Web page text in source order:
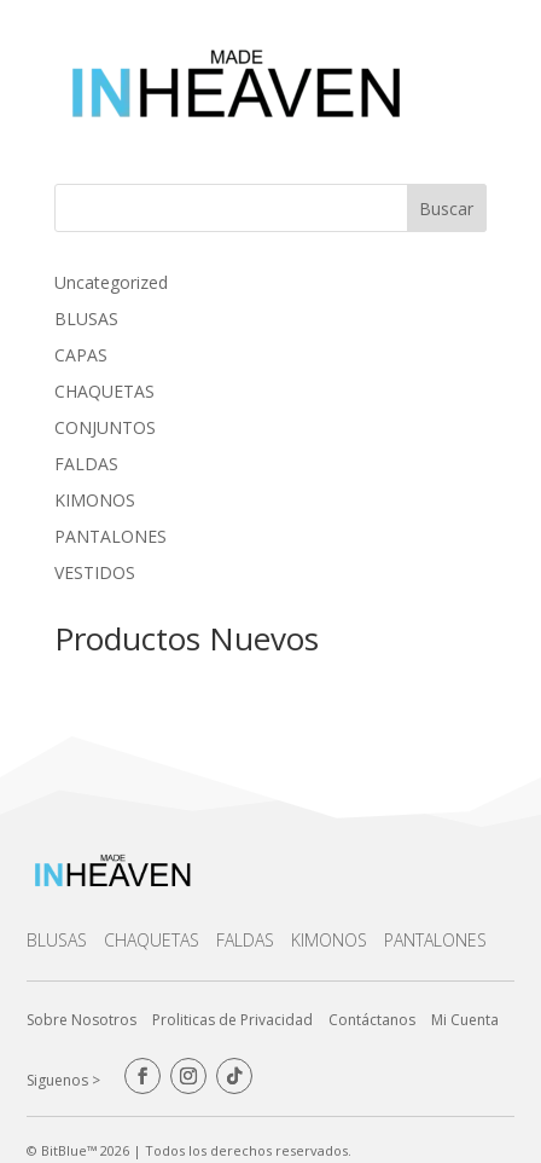
Buscar
Uncategorized
BLUSAS
CAPAS
CHAQUETAS
CONJUNTOS
FALDAS
KIMONOS
PANTALONES
VESTIDOS
Productos Nuevos
BLUSAS CHAQUETAS FALDAS KIMONOS PANTALONES
Sobre Nosotros Proliticas de Privacidad Contáctanos Mi Cuenta
Siguenos >
© BitBlue™ 2026 | Todos los derechos reservados.